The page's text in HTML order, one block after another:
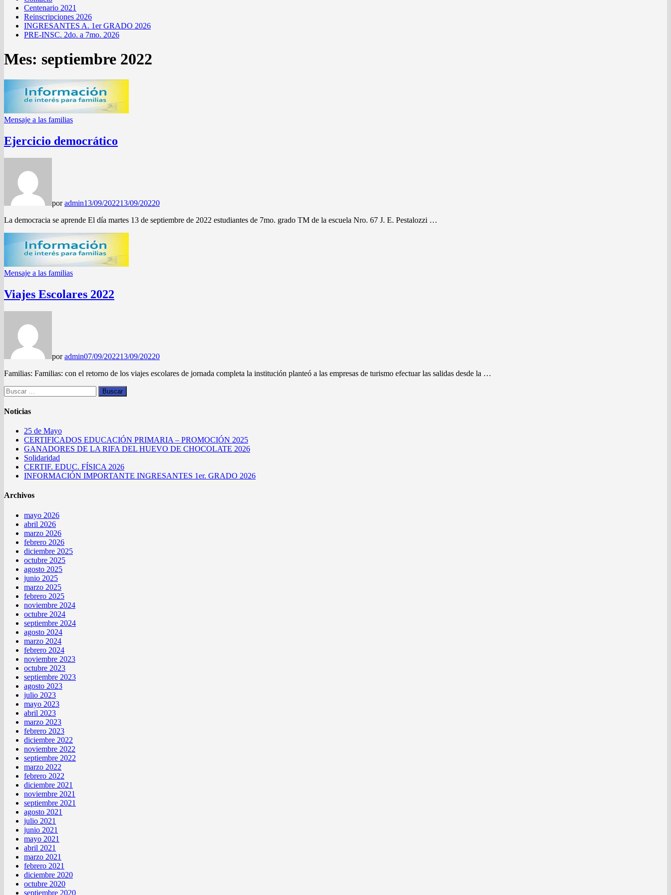
Centenario 2021
Reinscripciones 2026
INGRESANTES A. 1er GRADO 2026
PRE-INSC. 2do. a 7mo. 2026
Mes: septiembre 2022
Mensaje a las familias
Ejercicio democrático
poradmin13/09/202213/09/20220
La democracia se aprende El día martes 13 de septiembre de 2022 estudiantes de 7mo. grado TM de la escuela Nro. 67 J. E. Pestalozzi …
Mensaje a las familias
Viajes Escolares 2022
poradmin07/09/202213/09/20220
Familias: Familias: con el retorno de los viajes escolares de jornada completa la institución planteó a las empresas de turismo efectuar las salidas desde la …
Buscar:
Noticias
25 de Mayo
CERTIFICADOS EDUCACIÓN PRIMARIA – PROMOCIÓN 2025
GANADORES DE LA RIFA DEL HUEVO DE CHOCOLATE 2026
Solidaridad
CERTIF. EDUC. FÍSICA 2026
INFORMACIÓN IMPORTANTE INGRESANTES 1er. GRADO 2026
Archivos
mayo 2026
abril 2026
marzo 2026
febrero 2026
diciembre 2025
octubre 2025
agosto 2025
junio 2025
marzo 2025
febrero 2025
noviembre 2024
octubre 2024
septiembre 2024
agosto 2024
marzo 2024
febrero 2024
noviembre 2023
octubre 2023
septiembre 2023
agosto 2023
julio 2023
mayo 2023
abril 2023
marzo 2023
febrero 2023
diciembre 2022
noviembre 2022
septiembre 2022
marzo 2022
febrero 2022
diciembre 2021
noviembre 2021
septiembre 2021
agosto 2021
julio 2021
junio 2021
mayo 2021
abril 2021
marzo 2021
febrero 2021
diciembre 2020
octubre 2020
septiembre 2020